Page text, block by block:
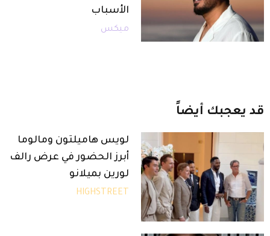
الأسباب
ميكس
قد يعجبك أيضاً
لويس هاميلتون ومالوما
أبرز الحضور في عرض رالف
لورين بميلانو
HIGHSTREET